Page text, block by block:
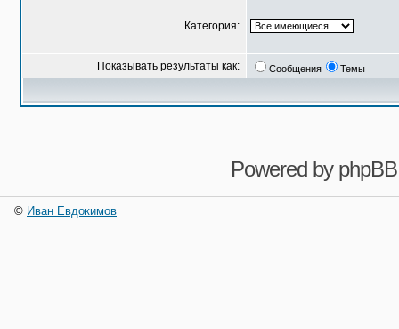
Категория:
Показывать результаты как: Сообщения Темы
Powered by phpBB
© Иван Евдокимов